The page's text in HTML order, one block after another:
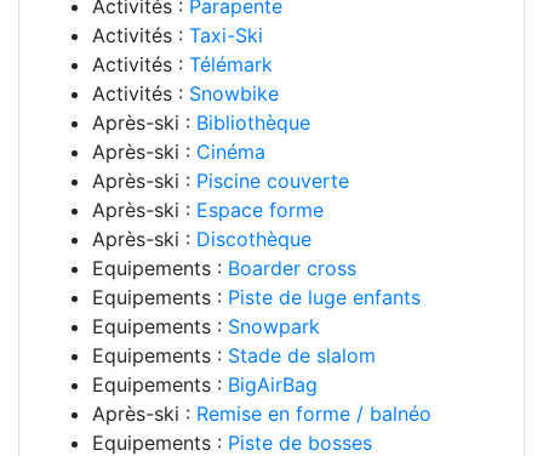
Activités : Parapente
Activités : Taxi-Ski
Activités : Télémark
Activités : Snowbike
Après-ski : Bibliothèque
Après-ski : Cinéma
Après-ski : Piscine couverte
Après-ski : Espace forme
Après-ski : Discothèque
Equipements : Boarder cross
Equipements : Piste de luge enfants
Equipements : Snowpark
Equipements : Stade de slalom
Equipements : BigAirBag
Après-ski : Remise en forme / balnéo
Equipements : Piste de bosses